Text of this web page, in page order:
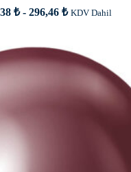
₺ - 296,46 ₺ KDV Dahil